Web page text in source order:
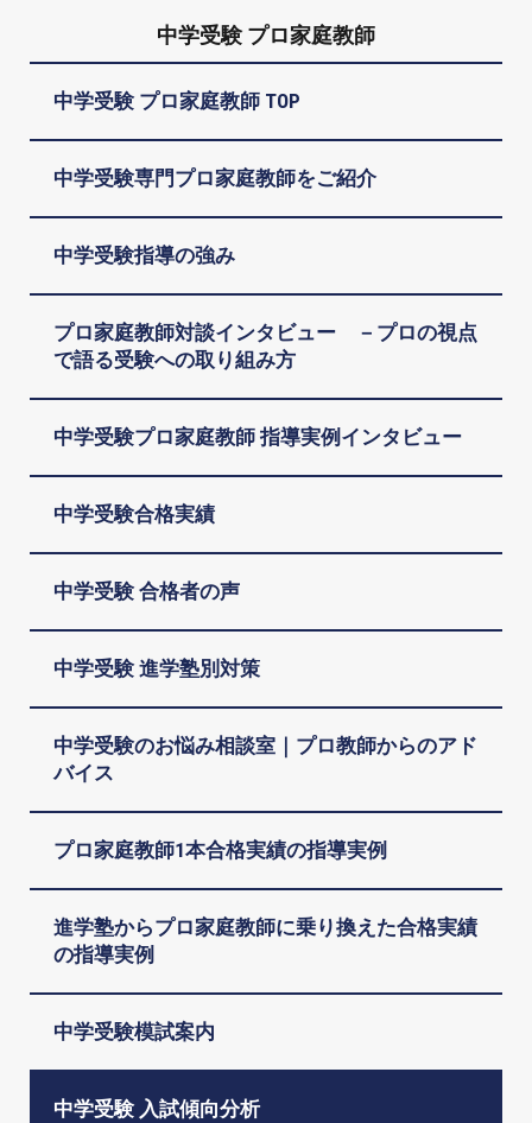
中学受験 プロ家庭教師
中学受験 プロ家庭教師 TOP
中学受験専門プロ家庭教師をご紹介
中学受験指導の強み
プロ家庭教師対談インタビュー －プロの視点
で語る受験への取り組み方
中学受験プロ家庭教師 指導実例インタビュー
中学受験合格実績
中学受験 合格者の声
中学受験 進学塾別対策
中学受験のお悩み相談室｜プロ教師からのアド
バイス
プロ家庭教師1本合格実績の指導実例
進学塾からプロ家庭教師に乗り換えた合格実績
の指導実例
中学受験模試案内
中学受験 入試傾向分析